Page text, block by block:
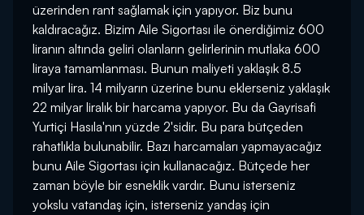
üzerinden rant sağlamak için yapıyor. Biz bunu
kaldıracağız. Bizim Aile Sigortası ile önerdiğimiz 600
liranın altında geliri olanların gelirlerinin mutlaka 600
liraya tamamlanması. Bunun maliyeti yaklaşık 8.5
milyar lira. 14 milyarın üzerine bunu eklerseniz yaklaşık
22 milyar liralık bir harcama yapıyor. Bu da Gayrisafi
Yurtiçi Hasıla'nın yüzde 2'sidir. Bu para bütçeden
rahatlıkla bulunabilir. Bazı harcamaları yapmayacağız
bunu Aile Sigortası için kullanacağız. Bütçede her
zaman böyle bir esneklik vardır. Bunu isterseniz
yokslu vatandaş için, isterseniz yandaş için